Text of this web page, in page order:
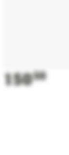
15050